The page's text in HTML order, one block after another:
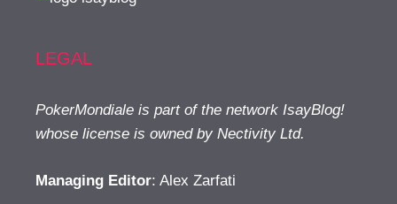
LEGAL
PokerMondiale is part of the network IsayBlog!
whose license is owned by Nectivity Ltd.
Managing Editor: Alex Zarfati